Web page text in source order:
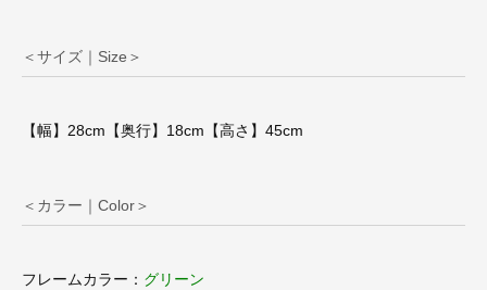
＜サイズ｜Size＞
【幅】28cm【奥行】18cm【高さ】45cm
＜カラー｜Color＞
フレームカラー： グリーン